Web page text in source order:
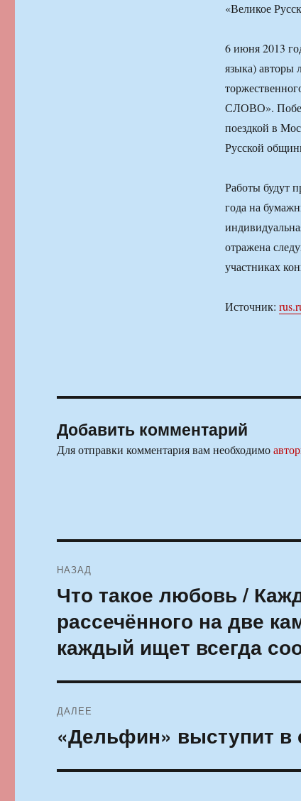
«Великое
6 июня 2013
языка) авторы
СЛОВО».
поездкой в
Русской
Работы будут
года на
отражена
участниках
Источник:
Добавить комментарий
Для отправки комментария вам необходимо
по
записям
НАЗАД
Предыдущая
Что такое любовь /
рассечённого на две
каждый ищет всегда
ДАЛЕЕ
Следующая
запись:
«Дельфин» выступит